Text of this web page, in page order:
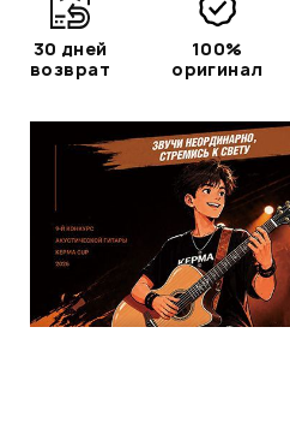
30 дней
возврат
100%
оригинал